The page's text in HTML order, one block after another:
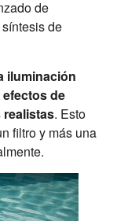
de
de
iluminación
de
realistas. Esto
filtro y más una